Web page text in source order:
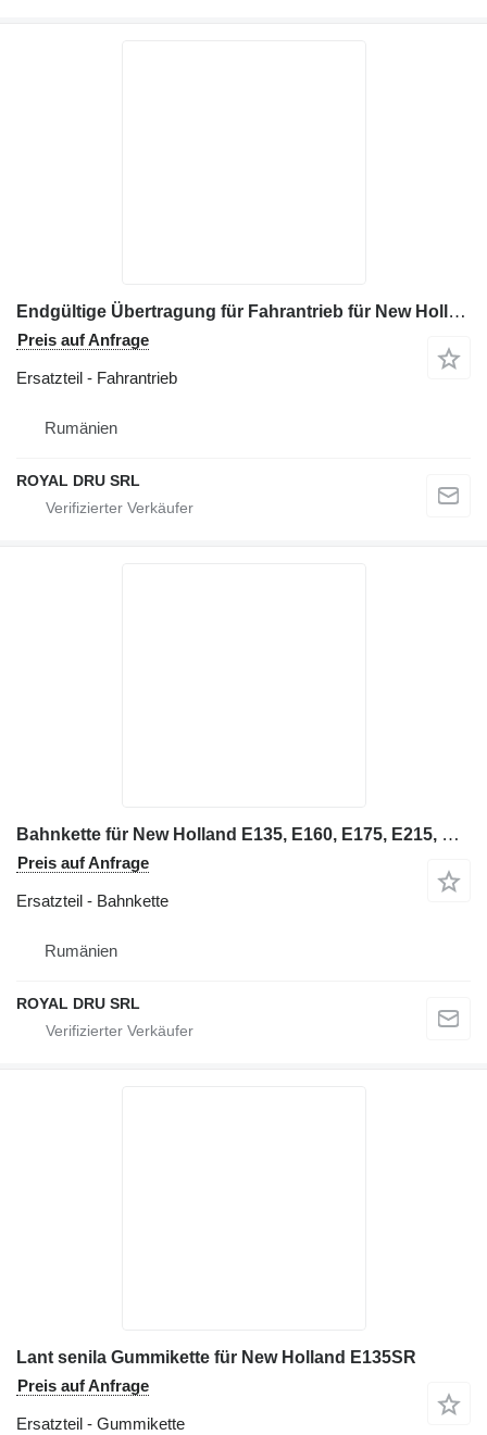
Endgültige Übertragung für Fahrantrieb für New Holland Baumaschinen
Preis auf Anfrage
Ersatzteil - Fahrantrieb
Rumänien
ROYAL DRU SRL
Bahnkette für New Holland E135, E160, E175, E215, E245, E305, E385, etc Bagger
Preis auf Anfrage
Ersatzteil - Bahnkette
Rumänien
ROYAL DRU SRL
Lant senila Gummikette für New Holland E135SR
Preis auf Anfrage
Ersatzteil - Gummikette